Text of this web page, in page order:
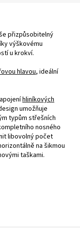
přizpůsobitelný
výškovému
u krokví.
hlavou, ideální
hliníkových
umožňuje
typům střešních
nosného
libovolný počet
na šikmou
taškami.